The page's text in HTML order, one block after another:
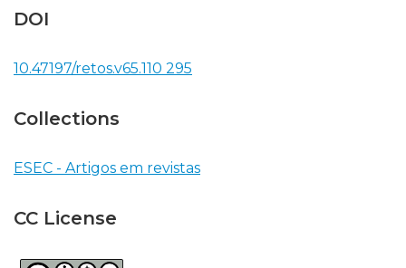
DOI
10.47197/retos.v65.110 295
Collections
ESEC - Artigos em revistas
CC License